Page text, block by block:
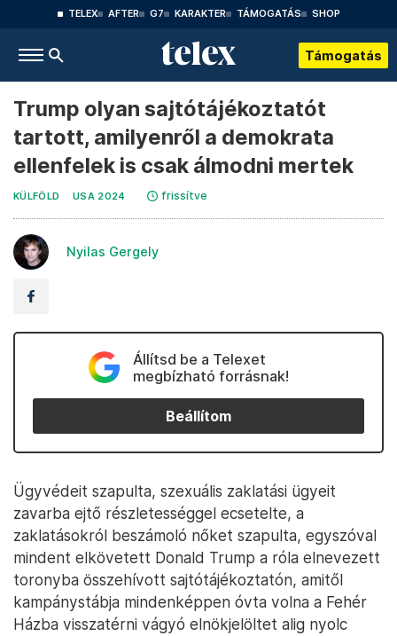
TELEX AFTER G7 KARAKTER TÁMOGATÁS SHOP
Támogatás
Trump olyan sajtótájékoztatót
tartott, amilyenről a demokrata
ellenfelek is csak álmodni mertek
KÜLFÖLD USA 2024 frissítve
Nyilas Gergely
Állítsd be a Telexet
megbízható forrásnak!
Beállítom
Ügyvédeit szapulta, szexuális zaklatási ügyeit
zavarba ejtő részletességgel ecsetelte, a
zaklatásokról beszámoló nőket szapulta, egyszóval
mindent elkövetett Donald Trump a róla elnevezett
toronyba összehívott sajtótájékoztatón, amitől
kampánystábja mindenképpen óvta volna a Fehér
Házba visszatérni vágyó elnökjelöltet alig nyolc